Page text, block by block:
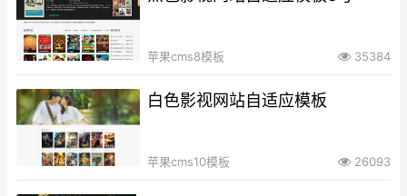
苹果cms8模板 35384
白色影视网站自适应模板
苹果cms10模板 26093